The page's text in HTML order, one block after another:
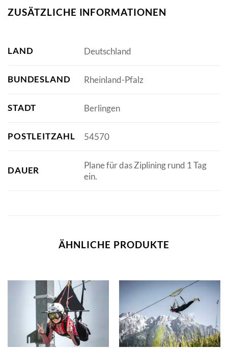
ZUSÄTZLICHE INFORMATIONEN
LAND Deutschland
BUNDESLAND Rheinland-Pfalz
STADT Berlingen
POSTLEITZAHL 54570
DAUER
Plane für das Ziplining rund 1 Tag
ein.
ÄHNLICHE PRODUKTE